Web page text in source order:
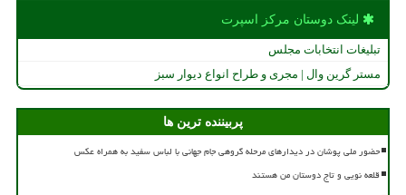
لینک دوستان مركز اسپرت
تبلیغات انتخابات مجلس
مستر گرین وال | مجری و طراح انواع دیوار سبز
پربیننده ترین ها
حضور ملی پوشان در دیدارهای مرحله گروهی جام جهانی با لباس سفید به همراه عکس
قلعه نویی و تاج دوستان من هستند